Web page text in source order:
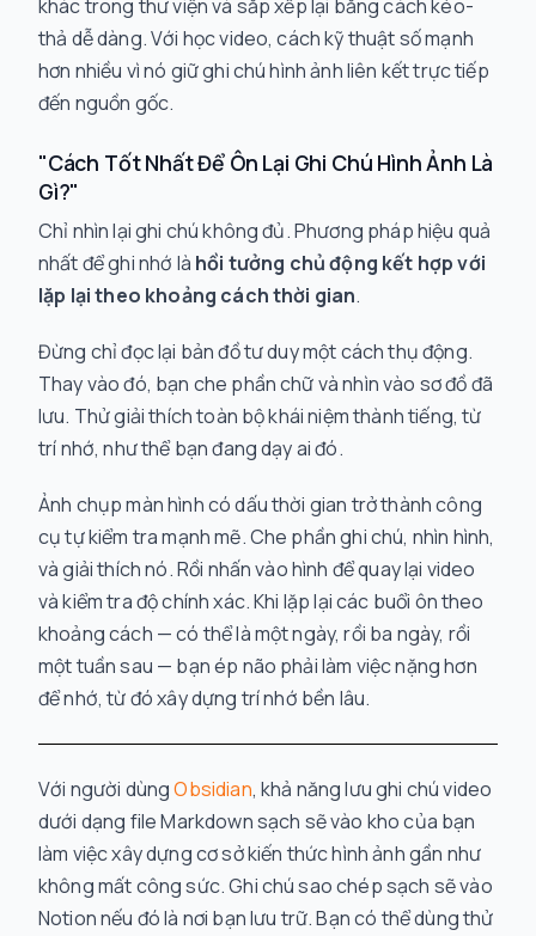
khác trong thư viện và sắp xếp lại bằng cách kéo-
thả dễ dàng. Với học video, cách kỹ thuật số mạnh
hơn nhiều vì nó giữ ghi chú hình ảnh liên kết trực tiếp
đến nguồn gốc.
"Cách Tốt Nhất Để Ôn Lại Ghi Chú Hình Ảnh Là
Gì?"
Chỉ nhìn lại ghi chú không đủ. Phương pháp hiệu quả
nhất để ghi nhớ là hồi tưởng chủ động kết hợp với
lặp lại theo khoảng cách thời gian.
Đừng chỉ đọc lại bản đồ tư duy một cách thụ động.
Thay vào đó, bạn che phần chữ và nhìn vào sơ đồ đã
lưu. Thử giải thích toàn bộ khái niệm thành tiếng, từ
trí nhớ, như thể bạn đang dạy ai đó.
Ảnh chụp màn hình có dấu thời gian trở thành công
cụ tự kiểm tra mạnh mẽ. Che phần ghi chú, nhìn hình,
và giải thích nó. Rồi nhấn vào hình để quay lại video
và kiểm tra độ chính xác. Khi lặp lại các buổi ôn theo
khoảng cách — có thể là một ngày, rồi ba ngày, rồi
một tuần sau — bạn ép não phải làm việc nặng hơn
để nhớ, từ đó xây dựng trí nhớ bền lâu.
Với người dùngObsidian, khả năng lưu ghi chú video
dưới dạng file Markdown sạch sẽ vào kho của bạn
làm việc xây dựng cơ sở kiến thức hình ảnh gần như
không mất công sức. Ghi chú sao chép sạch sẽ vào
Notion nếu đó là nơi bạn lưu trữ. Bạn có thể dùng thử